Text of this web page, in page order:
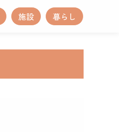
施設 暮らし